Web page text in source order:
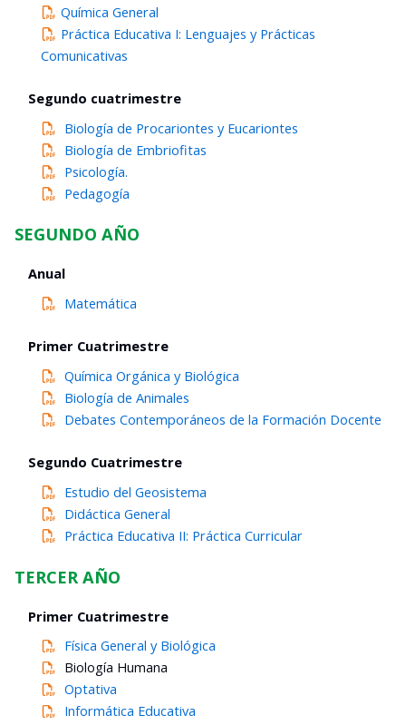
Química General
Práctica Educativa I: Lenguajes y Prácticas
Comunicativas
Segundo cuatrimestre
Biología de Procariontes y Eucariontes
Biología de Embriofitas
Psicología.
Pedagogía
SEGUNDO AÑO
Anual
Matemática
Primer Cuatrimestre
Química Orgánica y Biológica
Biología de Animales
Debates Contemporáneos de la Formación Docente
Segundo Cuatrimestre
Estudio del Geosistema
Didáctica General
Práctica Educativa II: Práctica Curricular
TERCER AÑO
Primer Cuatrimestre
Física General y Biológica
Biología Humana
Optativa
Informática Educativa